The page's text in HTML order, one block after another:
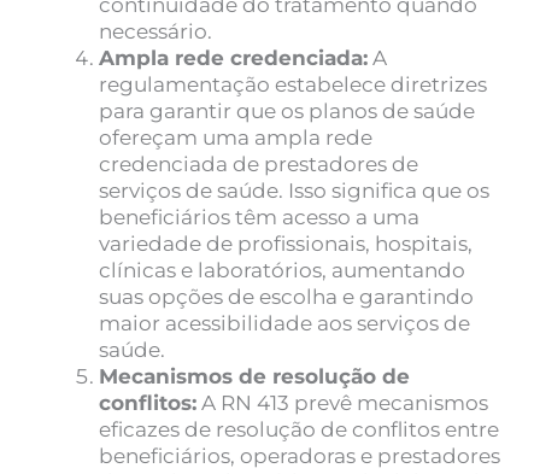
continuidade do tratamento quando
necessário.
Ampla rede credenciada: A
regulamentação estabelece diretrizes
para garantir que os planos de saúde
ofereçam uma ampla rede
credenciada de prestadores de
serviços de saúde. Isso significa que os
beneficiários têm acesso a uma
variedade de profissionais, hospitais,
clínicas e laboratórios, aumentando
suas opções de escolha e garantindo
maior acessibilidade aos serviços de
saúde.
Mecanismos de resolução de
conflitos: A RN 413 prevê mecanismos
eficazes de resolução de conflitos entre
beneficiários, operadoras e prestadores